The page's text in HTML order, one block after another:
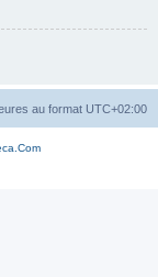
au format UTC+02:00